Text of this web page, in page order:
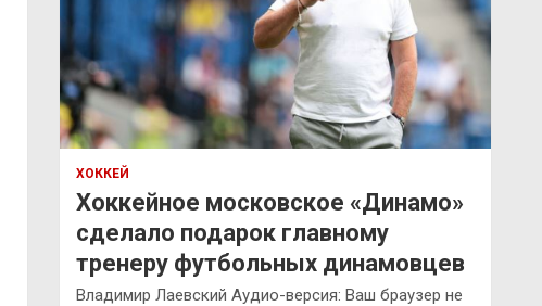
ХОККЕЙ
Хоккейное московское «Динамо»
сделало подарок главному
тренеру футбольных динамовцев
Владимир Лаевский Аудио-версия: Ваш браузер не